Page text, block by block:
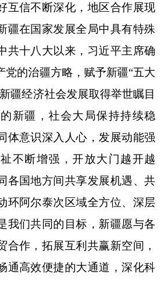
互信不断深化，地区合作展现
疆在国家发展全局中具有特殊
共十八大以来，习近平主席确
党的治疆方略，赋予新疆“五大
疆经济社会发展取得举世瞩目
新疆，社会大局保持持续稳
体意识深入人心，发展动能强
不断增强，开放大门越开越
各国地方间共享发展机遇、共
环阿尔泰次区域全方位、深层
我们共同的目标，新疆愿与各
合作，拓展互利共赢新空间，
通高效便捷的大通道，深化科